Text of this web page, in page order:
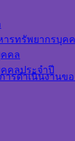
รดำเนินงานข
ารทรัพยากรบุค
คล
คลประจำปี